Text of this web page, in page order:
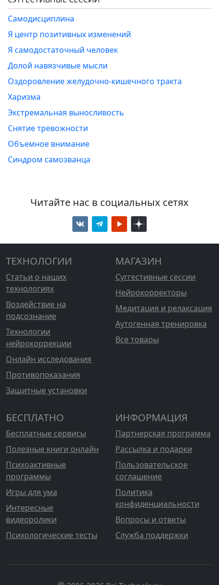
Самодисциплина
Я центр позитивных изменений
Я самодостаточный человек
Долой навязчивые мысли
Оздоровление желудочно-кишечного тракта
Харизма
Экстремальная выносливость
Снятие тревожности
Объемное внимание
Синдром самозванца
Читайте нас в социальных сетях
ТЕХНОЛОГИИ
Статьи о наших
технологиях
Воздействие на
подсознание
Технологии
нейрокоррекции
Онлайн исследования
Противопоказания
Защитные установки
МАГАЗИН
Суггестивные сессии
Нейрокорректоры
Медитация и релаксация
Аутогенная тренировка
Все товары
БЕСПЛАТНО
Бесплатные сервисы
Полезные книги онлайн
Психоактивные
программы
Игры для ума
Интересные
видеоролики
Психологические тесты
ИНФОРМАЦИЯ
Партнерская программа
Рассылка и подарки
Пользовательское
соглашение
Политика
конфиденциальности
Вопросы и ответы
Служба поддержки